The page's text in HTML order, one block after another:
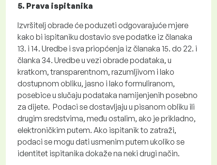
5. Prava ispitanika
Izvršitelj obrade će poduzeti odgovarajuće mjere
kako bi ispitaniku dostavio sve podatke iz članaka
13. i 14. Uredbe i sva priopćenja iz članaka 15. do 22. i
članka 34. Uredbe u vezi obrade podataka, u
kratkom, transparentnom, razumljivom i lako
dostupnom obliku, jasno i lako formuliranom,
posebice u slučaju podataka namijenjenih posebno
za dijete. Podaci se dostavljaju u pisanom obliku ili
drugim sredstvima, među ostalim, ako je prikladno,
elektroničkim putem. Ako ispitanik to zatraži,
podaci se mogu dati usmenim putem ukoliko se
identitet ispitanika dokaže na neki drugi način.